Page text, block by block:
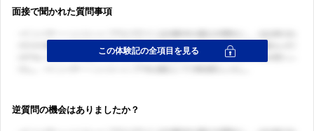
面接で聞かれた質問事項
逆質問の機会はありましたか？